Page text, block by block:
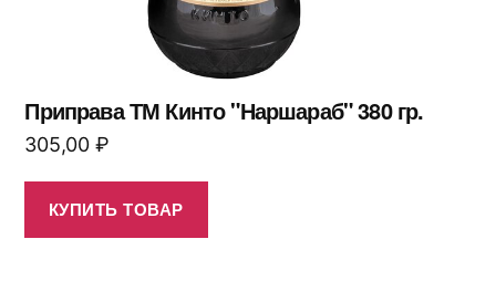
Приправа ТМ Кинто "Наршараб" 380 гр.
305,00 ₽
КУПИТЬ ТОВАР